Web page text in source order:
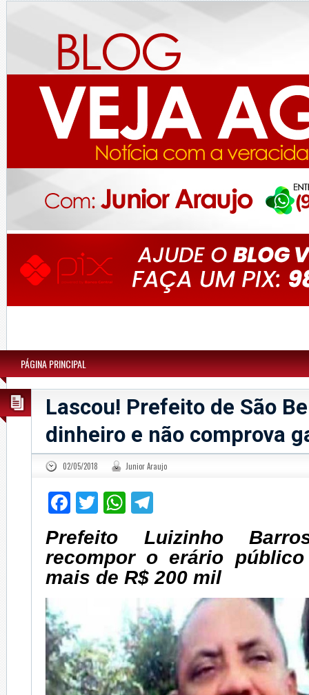
PÁGINA PRINCIPAL
Lascou! Prefeito de São
dinheiro e não comprova
02/05/2018 Junior Araujo
Facebook
TwitterWhatsApp
Prefeito Luizinho
recompor o erário
mais de R$ 200 mil